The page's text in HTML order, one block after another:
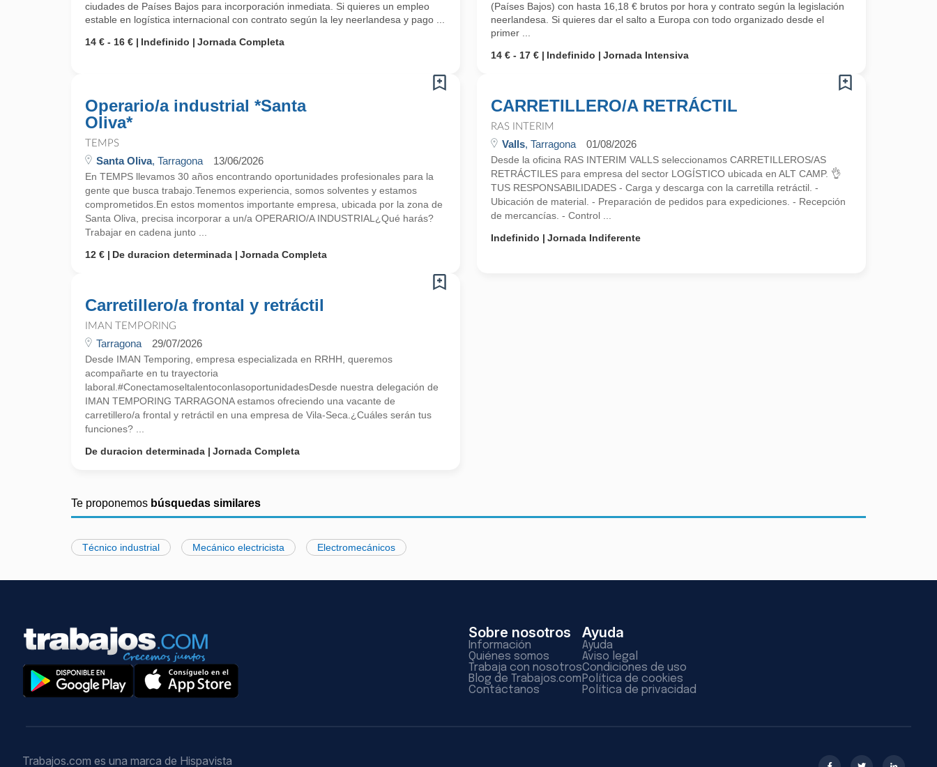
ciudades de Países Bajos para incorporación inmediata. Si quieres un empleo
estable en logística internacional con contrato según la ley neerlandesa y pago ...
14 € - 16 €
Indefinido Jornada Completa
(Países Bajos) con hasta 16,18 € brutos por hora y contrato según la legislación
neerlandesa. Si quieres dar el salto a Europa con todo organizado desde el
primer ...
14 € - 17 €
Indefinido Jornada Intensiva
Operario/a industrial *Santa
Oliva*
TEMPS
Santa Oliva, Tarragona 13/06/2026
En TEMPS llevamos 30 años encontrando oportunidades profesionales para la
gente que busca trabajo.Tenemos experiencia, somos solventes y estamos
comprometidos.En estos momentos importante empresa, ubicada por la zona de
Santa Oliva, precisa incorporar a un/a OPERARIO/A INDUSTRIAL¿Qué harás?
Trabajar en cadena junto ...
12 €
De duracion determinada Jornada Completa
CARRETILLERO/A RETRÁCTIL
RAS INTERIM
Valls, Tarragona 01/08/2026
Desde la oficina RAS INTERIM VALLS seleccionamos CARRETILLEROS/AS
RETRÁCTILES para empresa del sector LOGÍSTICO ubicada en ALT CAMP. 👌
TUS RESPONSABILIDADES - Carga y descarga con la carretilla retráctil. -
Ubicación de material. - Preparación de pedidos para expediciones. - Recepción
de mercancías. - Control ...
Indefinido
Jornada Indiferente
Carretillero/a frontal y retráctil
IMAN TEMPORING
Tarragona 29/07/2026
Desde IMAN Temporing, empresa especializada en RRHH, queremos
acompañarte en tu trayectoria
laboral.#ConectamoseltalentoconlasoportunidadesDesde nuestra delegación de
IMAN TEMPORING TARRAGONA estamos ofreciendo una vacante de
carretillero/a frontal y retráctil en una empresa de Vila-Seca.¿Cuáles serán tus
funciones? ...
De duracion determinada
Jornada Completa
Te proponemos búsquedas similares
Técnico industrial Mecánico electricista Electromecánicos
Sobre nosotros
Información
Quiénes somos
Trabaja con nosotros
Blog de Trabajos.com
Contáctanos
Ayuda
Ayuda
Aviso legal
Condiciones de uso
Política de cookies
Política de privacidad
Trabajos.com es una marca de Hispavista